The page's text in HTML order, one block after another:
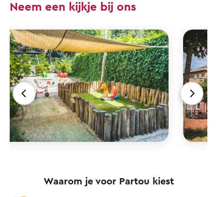
Neem een kijkje bij ons
Waarom je voor Partou kiest